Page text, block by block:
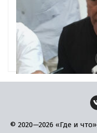
© 2020—2026 «Где и что»